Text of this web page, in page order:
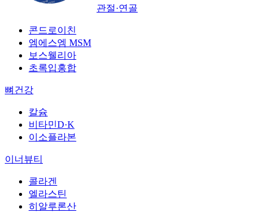
관절·연골
콘드로이친
엠에스엠 MSM
보스웰리아
초록입홍합
뼈건강
칼슘
비타민D·K
이소플라본
이너뷰티
콜라겐
엘라스틴
히알루론산